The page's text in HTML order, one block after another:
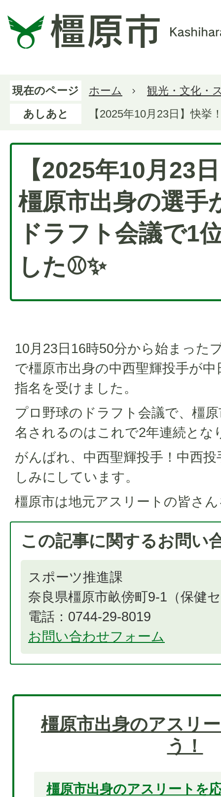
現在のページ ホーム
観光・文化・
あしあと
【2025年10月23日】快
【2025年10月23
橿原市出身の選手
ドラフト会議で1
した⚾✨
10月23日16時50分から始まった
で橿原市出身の中西聖輝投手が
指名を受けました。
プロ野球のドラフト会議で、橿
名されるのはこれで2年連続とな
がんばれ、中西聖輝投手！中西
しみにしています。
橿原市は地元アスリートの皆さ
この記事に関するお問い
スポーツ推進課
奈良県橿原市畝傍町9-1（保健
電話：0744-29-8019
お問い合わせフォーム
橿原市出身のアスリ
う！
橿原市出身のアスリートを